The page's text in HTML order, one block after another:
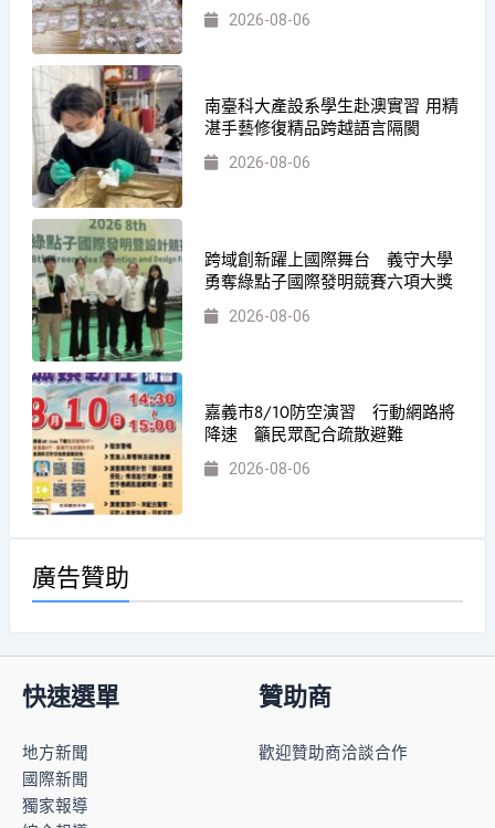
2026-08-06
南臺科大產設系學生赴澳實習 用精
湛手藝修復精品跨越語言隔閡
2026-08-06
跨域創新躍上國際舞台 義守大學
勇奪綠點子國際發明競賽六項大獎
2026-08-06
嘉義市8/10防空演習 行動網路將
降速 籲民眾配合疏散避難
2026-08-06
廣告贊助
快速選單
地方新聞
國際新聞
獨家報導
贊助商
歡迎贊助商洽談合作